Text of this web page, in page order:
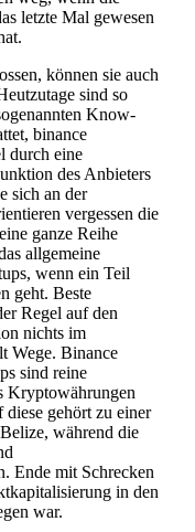
letzte Mal gewesen
können sie auch
sind so
Know-
binance
durch eine
des Anbieters
sich an der
vergessen die
ganze Reihe
allgemeine
wenn ein Teil
geht. Beste
Regel auf den
nichts im
Wege. Binance
sind reine
Kryptowährungen
gehört zu einer
während die
Ende mit Schrecken
in den
war.